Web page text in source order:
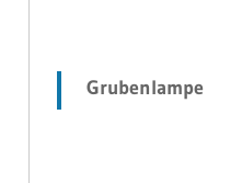
Grubenlampe